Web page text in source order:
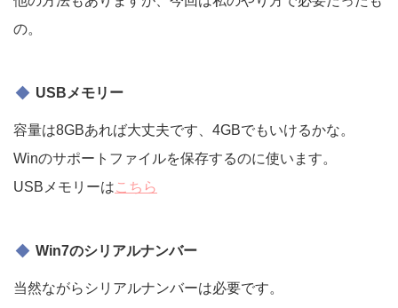
の。
USBメモリー
容量は8GBあれば大丈夫です、4GBでもいけるかな。
Winのサポートファイルを保存するのに使います。
USBメモリーはこちら
Win7のシリアルナンバー
当然ながらシリアルナンバーは必要です。